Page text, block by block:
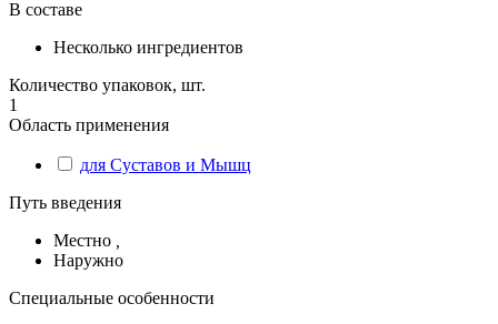
В составе
Несколько ингредиентов
Количество упаковок, шт.
1
Область применения
для Суставов и Мышц
Путь введения
Местно
Наружно
Специальные особенности